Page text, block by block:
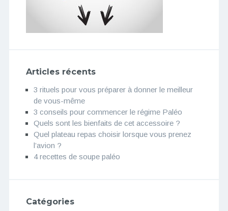
Articles récents
3 rituels pour vous préparer à donner le meilleur
de vous-même
3 conseils pour commencer le régime Paléo
Quels sont les bienfaits de cet accessoire ?
Quel plateau repas choisir lorsque vous prenez
l’avion ?
4 recettes de soupe paléo
Catégories